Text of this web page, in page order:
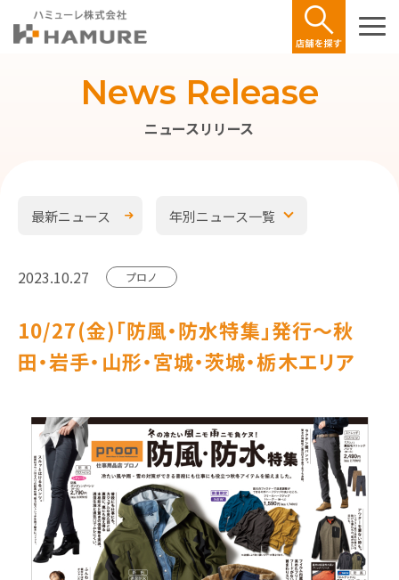
ニュースリリース
News Release
最新ニュース 年別ニュース一覧
2023.10.27 プロノ
10/27(金)「防風・防水特集」発行～秋
田・岩手・山形・宮城・茨城・栃木エリア